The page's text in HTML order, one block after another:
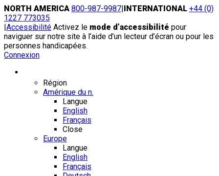
Skip
to
content
NORTH AMERICA 800-987-9987|INTERNATIONAL +44 (0)
1227 773035
|Accessibilité Activez le mode d’accessibilité pour
naviguer sur notre site à l’aide d’un lecteur d’écran ou pour les
personnes handicapées.
Connexion
Région
Amérique du n.
Langue
English
Français
Close
Europe
Langue
English
Français